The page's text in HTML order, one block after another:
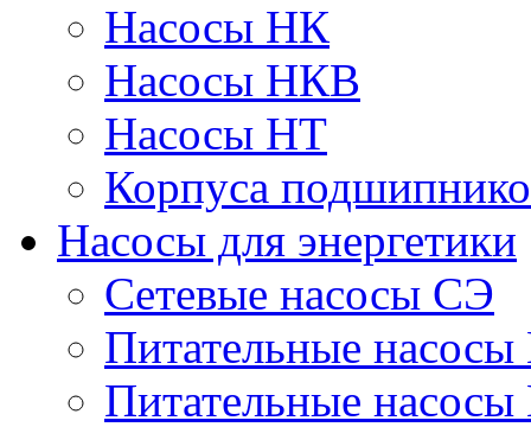
Насосы НК
Насосы НКВ
Насосы НТ
Корпуса
Насосы для энергетики
Сетевые насосы СЭ
Питательные
Питательные